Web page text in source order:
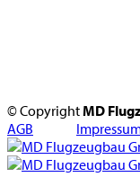
© CopyrightMD
AGB